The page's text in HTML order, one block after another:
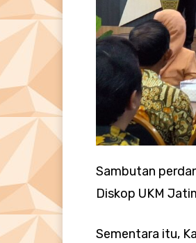
Sambutan
Diskop UKM
Sementara itu,